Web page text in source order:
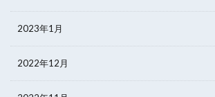
2023年1月
2022年12月